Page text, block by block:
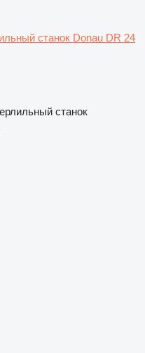
станок Donau DR 24
станок